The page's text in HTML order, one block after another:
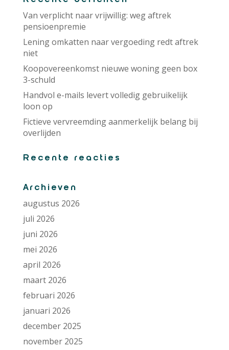
Van verplicht naar vrijwillig: weg aftrek
pensioenpremie
Lening omkatten naar vergoeding redt aftrek
niet
Koopovereenkomst nieuwe woning geen box
3-schuld
Handvol e-mails levert volledig gebruikelijk
loon op
Fictieve vervreemding aanmerkelijk belang bij
overlijden
Recente reacties
Archieven
augustus 2026
juli 2026
juni 2026
mei 2026
april 2026
maart 2026
februari 2026
januari 2026
december 2025
november 2025